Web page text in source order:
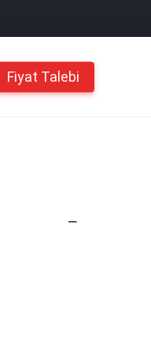
Fiyat Talebi